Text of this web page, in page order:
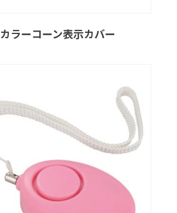
カラーコーン表示カバー